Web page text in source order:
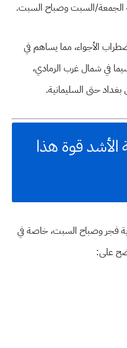
الجمعة/السبت وصباح السبت.
الأجواء، مما يساهم في
فيشمال غرب الرمادي،
بغداد حتى السليمانية.
الأشد قوة هذا
فجر وصباح السبت، خاصة في
على: